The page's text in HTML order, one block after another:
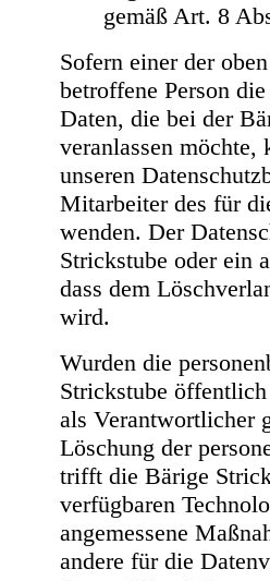
gemäß Art. 8
Sofern einer der
betroffene Person
Daten, die bei der
veranlassen möchte,
unseren
Mitarbeiter des für
wenden. Der
Strickstube oder ein
dass dem
wird.
Wurden die
Strickstube
als Verantwortlicher
Löschung der
trifft die Bärige
verfügbaren
angemessene
andere für die